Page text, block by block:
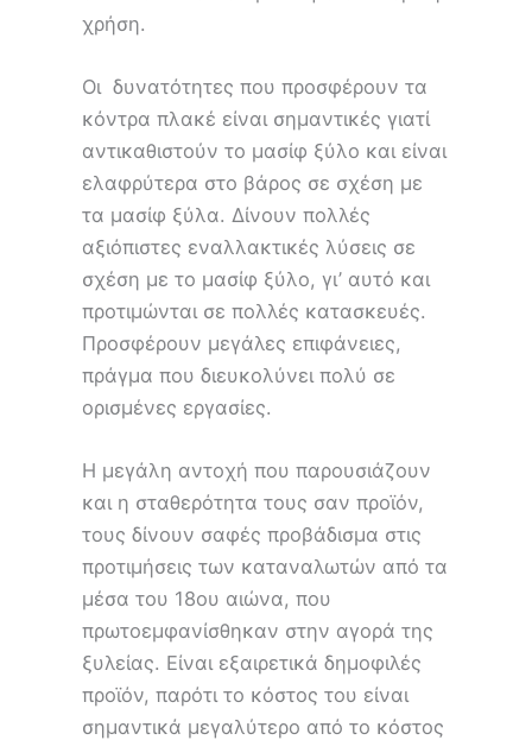
χρήση.
Οι δυνατότητες που προσφέρουν τα
κόντρα πλακέ είναι σημαντικές γιατί
αντικαθιστούν το μασίφ ξύλο και είναι
ελαφρύτερα στο βάρος σε σχέση με
τα μασίφ ξύλα. Δίνουν πολλές
αξιόπιστες εναλλακτικές λύσεις σε
σχέση με το μασίφ ξύλο, γι’ αυτό και
προτιμώνται σε πολλές κατασκευές.
Προσφέρουν μεγάλες επιφάνειες,
πράγμα που διευκολύνει πολύ σε
ορισμένες εργασίες.
Η μεγάλη αντοχή που παρουσιάζουν
και η σταθερότητα τους σαν προϊόν,
τους δίνουν σαφές προβάδισμα στις
προτιμήσεις των καταναλωτών από τα
μέσα του 18ου αιώνα, που
πρωτοεμφανίσθηκαν στην αγορά της
ξυλείας. Είναι εξαιρετικά δημοφιλές
προϊόν, παρότι το κόστος του είναι
σημαντικά μεγαλύτερο από το κόστος